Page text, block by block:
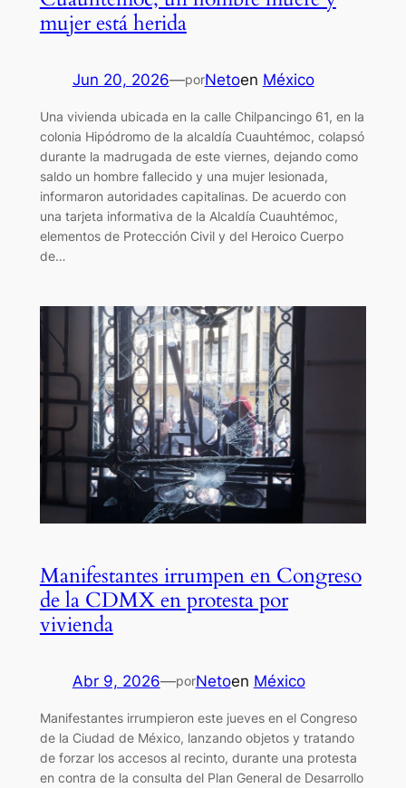
mujer está herida
Jun 20, 2026—porNetoen México
Una vivienda ubicada en la calle Chilpancingo 61, en la
colonia Hipódromo de la alcaldía Cuauhtémoc, colapsó
durante la madrugada de este viernes, dejando como
saldo un hombre fallecido y una mujer lesionada,
informaron autoridades capitalinas. De acuerdo con
una tarjeta informativa de la Alcaldía Cuauhtémoc,
elementos de Protección Civil y del Heroico Cuerpo
de…
Manifestantes irrumpen en Congreso
de la CDMX en protesta por
vivienda
Abr 9, 2026—porNetoen México
Manifestantes irrumpieron este jueves en el Congreso
de la Ciudad de México, lanzando objetos y tratando
de forzar los accesos al recinto, durante una protesta
en contra de la consulta del Plan General de Desarrollo